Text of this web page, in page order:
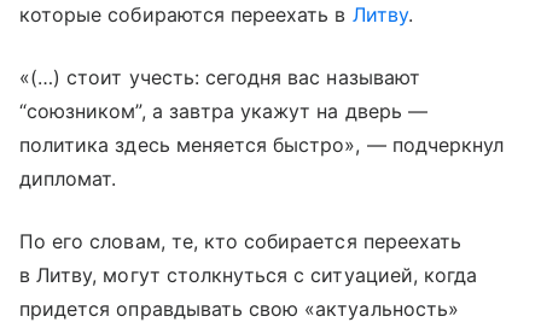
которые собираются переехать в Литву.
«(…) стоит учесть: сегодня вас называют
“союзником”, а завтра укажут на дверь —
политика здесь меняется быстро», — подчеркнул
дипломат.
По его словам, те, кто собирается переехать
в Литву, могут столкнуться с ситуацией, когда
придется оправдывать свою «актуальность»